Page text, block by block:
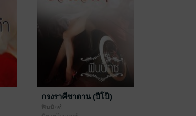
กรงราคีซาตาน (ปีโป้)
ฟินนิกซ์